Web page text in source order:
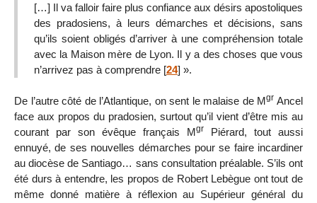
[…] Il va falloir faire plus confiance aux désirs apostoliques
des pradosiens, à leurs démarches et décisions, sans
qu’ils soient obligés d’arriver à une compréhension totale
avec la Maison mère de Lyon. Il y a des choses que vous
n’arrivez pas à comprendre[24] ».
De l’autre côté de l’Atlantique, on sent le malaise de Mgr Ancel
face aux propos du pradosien, surtout qu’il vient d’être mis au
courant par son évêque français Mgr
Piérard, tout aussi
ennuyé, de ses nouvelles démarches pour se faire incardiner
au diocèse de Santiago… sans consultation préalable. S’ils ont
été durs à entendre, les propos de Robert Lebègue ont tout de
même donné matière à réflexion au Supérieur général du